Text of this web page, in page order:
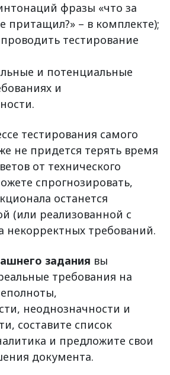
фразы «что за
– в комплекте);
тестирование
и потенциальные
и
тестирования самого
не придется терять время
от технического
спрогнозировать,
останется
(или реализованной с
некорректных требований.
задания вы
требования на
неоднозначности и
составите список
и предложите свои
документа.